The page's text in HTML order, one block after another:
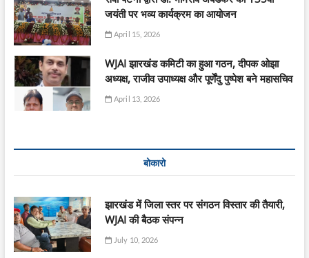
जयंती पर भव्य कार्यक्रम का आयोजन
April 15, 2026
WJAI झारखंड कमिटी का हुआ गठन, दीपक ओझा
अध्यक्ष, राजीव उपाध्यक्ष और पूर्णेंदु पुष्पेश बने महासचिव
April 13, 2026
बोकारो
झारखंड में जिला स्तर पर संगठन विस्तार की तैयारी,
WJAI की बैठक संपन्न
July 10, 2026